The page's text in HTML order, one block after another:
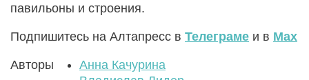
павильоны и строения.
Подпишитесь на Алтапресс в Телеграме и в Max
Авторы
Анна Качурина